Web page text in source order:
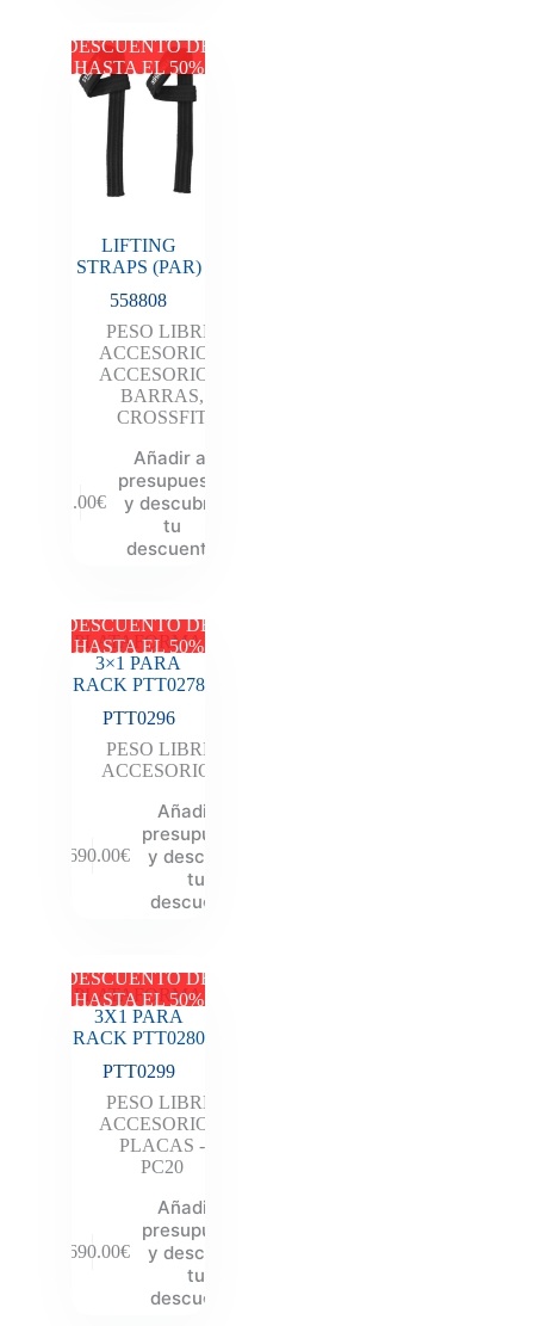
DESCUENTO DE
HASTA EL 50%
LIFTING
STRAPS (PAR)
558808
PESO LIBRE
ACCESORIOS
ACCESORIOS
BARRAS,
CROSSFIT
12.00€
Añadir al
presupuesto
y descubre
tu
descuento
DESCUENTO DE
HASTA EL 50%
PLATAFORMA
3×1 PARA
RACK PTT0278
PTT0296
PESO LIBRE
ACCESORIOS
2,690.00€
Añadir al
presupuesto
y descubre
tu
descuento
DESCUENTO DE
HASTA EL 50%
PLATAFORMA
3X1 PARA
RACK PTT0280
PTT0299
PESO LIBRE
ACCESORIOS
PLACAS -
PC20
2,690.00€
Añadir al
presupuesto
y descubre
tu
descuento